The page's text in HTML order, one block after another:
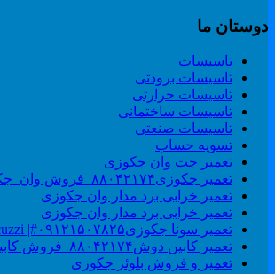
ما
تاسیسات
تاسیسات برودتی
تاسیسات حرارتی
تاسیسات ساختمانی
تاسیسات صنعتی
تسویه حساب
تعمیر جت وان جکوزی
تعمیر جکوزی۸۸۰۴۲۱۷۴_فروش وان_جکوزی
تعمیر خرابی برد مدار وان جکوزی
تعمیر خرابی برد مدار وان جکوزی
تعمیر سونا جکوزی۰۹۱۲۱۵۰۷۸۲۵#| Sauna | Jacuzzi
تعمیر کابین دوش۸۸۰۴۲۱۷۴_فروش کابین دوش
تعمیر و فروش بلوئر جکوزی